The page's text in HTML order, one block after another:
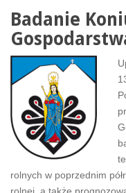
Badanie
rolnych w poprzednim